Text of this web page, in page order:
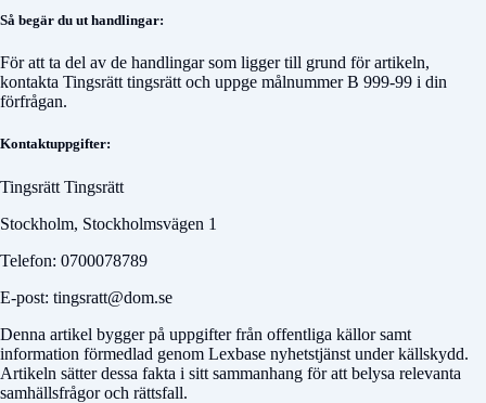
Så begär du ut handlingar:
För att ta del av de handlingar som ligger till grund för artikeln,
kontakta Tingsrätt tingsrätt och uppge målnummerB 999-99 i din
förfrågan.
Kontaktuppgifter:
Tingsrätt Tingsrätt
Stockholm, Stockholmsvägen 1
Telefon: 0700078789
E-post: tingsratt@dom.se
Denna artikel bygger på uppgifter från offentliga källor samt
information förmedlad genom Lexbase nyhetstjänst under källskydd.
Artikeln sätter dessa fakta i sitt sammanhang för att belysa relevanta
samhällsfrågor och rättsfall.